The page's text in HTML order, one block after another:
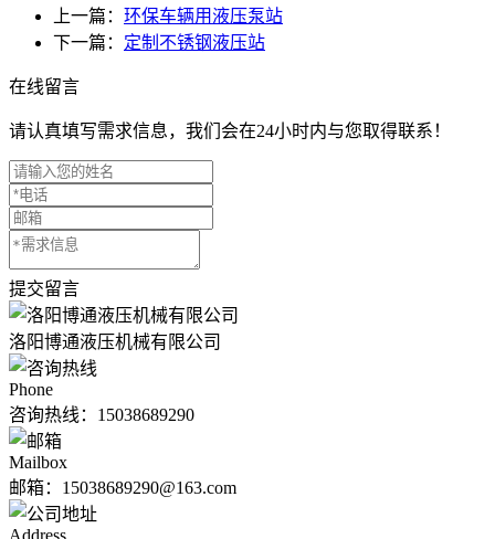
上一篇： 环保车辆用液压泵站
下一篇： 定制不锈钢液压站
在线留言
请认真填写需求信息，我们会在24小时内与您取得联系！
提交留言
洛阳博通液压机械有限公司
Phone
咨询热线： 15038689290
Mailbox
邮箱：15038689290@163.com
Address